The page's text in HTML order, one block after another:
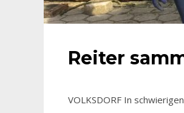
Reiter
VOLKSDORF In